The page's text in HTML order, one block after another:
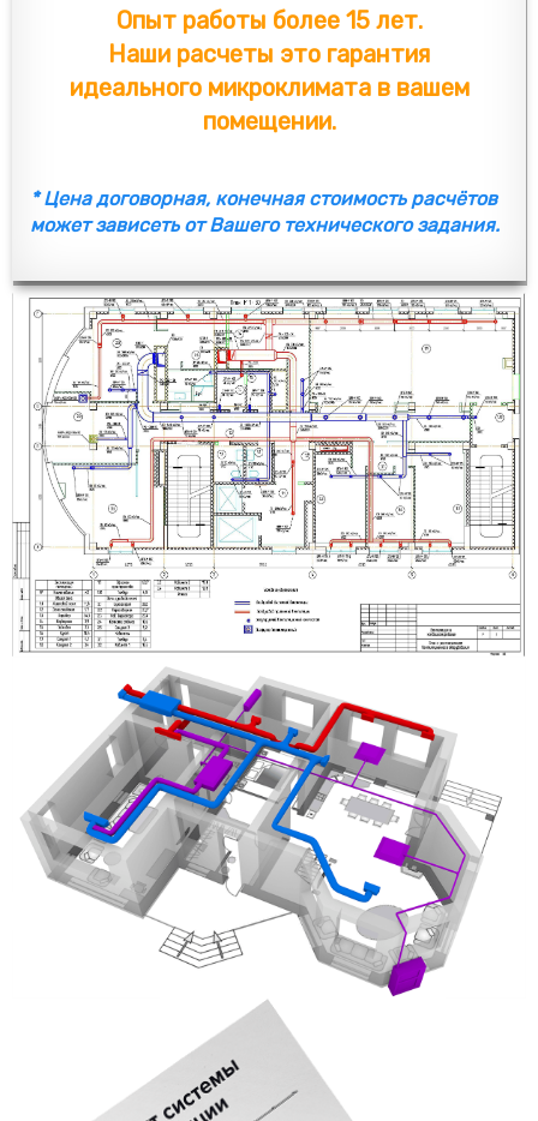
Опыт работы более 15 лет.
Наши расчеты это гарантия
идеального микроклимата в вашем
помещении.
* Цена договорная, конечная стоимость расчётов
может зависеть от Вашего технического задания.